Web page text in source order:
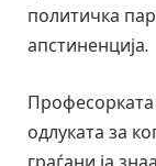
политичка
апстиненција.
одлуката за